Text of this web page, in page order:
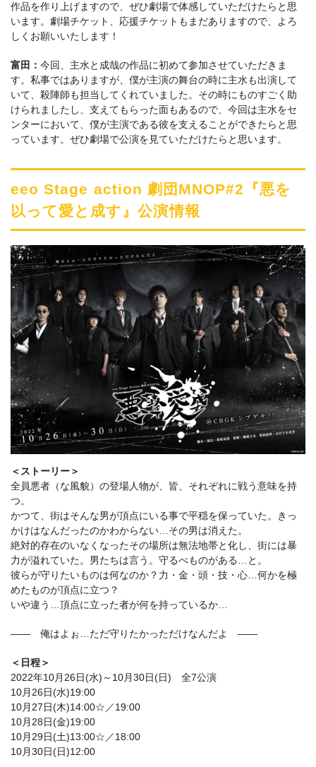
作品を作り上げますので、ぜひ劇場で体感していただけたらと思
います。劇場チケット、応援チケットもまだありますので、よろ
しくお願いいたします！
富田： 今回、主水と成哉の作品に初めて参加させていただきま
す。私事ではありますが、僕が主演の舞台の時に主水も出演して
いて、殺陣師も担当してくれていました。その時にものすごく助
けられましたし、支えてもらった面もあるので、今回は主水をセ
ンターにおいて、僕が主演である彼を支えることができたらと思
っています。ぜひ劇場で公演を見ていただけたらと思います。
eeo Stage action 劇団MNOP#2『悪を
以って愛と成す』公演情報
＜ストーリー＞
全員悪者（な風貌）の登場人物が、皆、それぞれに戦う意味を持
つ。
かつて、街はそんな男が頂点にいる事で平穏を保っていた。きっ
かけはなんだったのかわからない…その男は消えた。
絶対的存在のいなくなったその場所は無法地帯と化し、街には暴
力が溢れていた。男たちは言う。守るべものがある…と。
彼らが守りたいものは何なのか？力・金・頭・技・心…何かを極
めたものが頂点に立つ？
いや違う…頂点に立った者が何を持っているか…
―― 俺はよぉ…ただ守りたかっただけなんだよ ――
＜日程＞
2022年10月26日(水)～10月30日(日) 全7公演
10月26日(水)19:00
10月27日(木)14:00☆／19:00
10月28日(金)19:00
10月29日(土)13:00☆／18:00
10月30日(日)12:00